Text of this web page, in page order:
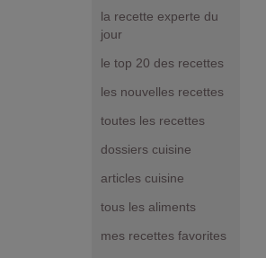
la recette experte du
jour
le top 20 des recettes
les nouvelles recettes
toutes les recettes
dossiers cuisine
articles cuisine
tous les aliments
mes recettes favorites